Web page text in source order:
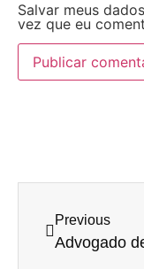
Salvar meus
vez que eu
Previous